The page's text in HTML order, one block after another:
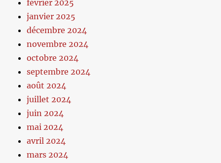
février 2025
janvier 2025
décembre 2024
novembre 2024
octobre 2024
septembre 2024
août 2024
juillet 2024
juin 2024
mai 2024
avril 2024
mars 2024